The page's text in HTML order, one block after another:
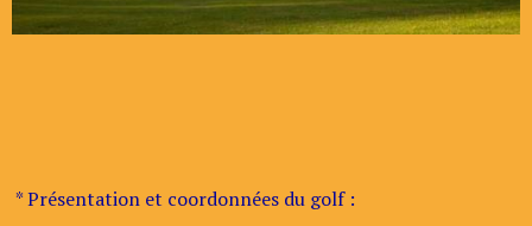
* Présentation et coordonnées du golf :